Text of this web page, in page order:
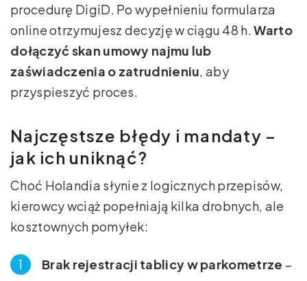
procedurę DigiD. Po wypełnieniu formularza
online otrzymujesz decyzję w ciągu 48 h.Warto
dołączyć skan umowy najmu lub
zaświadczenia o zatrudnieniu, aby
przyspieszyć proces.
Najczęstsze błędy i mandaty –
jak ich uniknąć?
Choć Holandia słynie z logicznych przepisów,
kierowcy wciąż popełniają kilka drobnych, ale
kosztownych pomyłek:
Brak rejestracji tablicy w parkometrze –